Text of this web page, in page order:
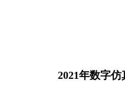
2021年数字